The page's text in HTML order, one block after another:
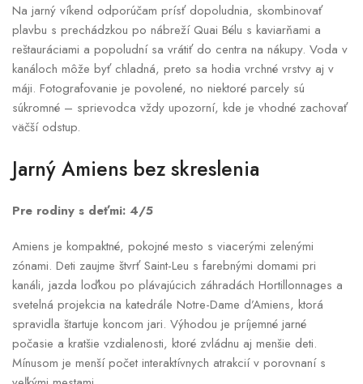
Na jarný víkend odporúčam prísť dopoludnia, skombinovať
plavbu s prechádzkou po nábreží Quai Bélu s kaviarňami a
reštauráciami a popoludní sa vrátiť do centra na nákupy. Voda v
kanáloch môže byť chladná, preto sa hodia vrchné vrstvy aj v
máji. Fotografovanie je povolené, no niektoré parcely sú
súkromné – sprievodca vždy upozorní, kde je vhodné zachovať
väčší odstup.
Jarný Amiens bez skreslenia
Pre rodiny s deťmi: 4/5
Amiens je kompaktné, pokojné mesto s viacerými zelenými
zónami. Deti zaujme štvrť Saint-Leu s farebnými domami pri
kanáli, jazda loďkou po plávajúcich záhradách Hortillonnages a
svetelná projekcia na katedrále Notre-Dame d’Amiens, ktorá
spravidla štartuje koncom jari. Výhodou je príjemné jarné
počasie a kratšie vzdialenosti, ktoré zvládnu aj menšie deti.
Mínusom je menší počet interaktívnych atrakcií v porovnaní s